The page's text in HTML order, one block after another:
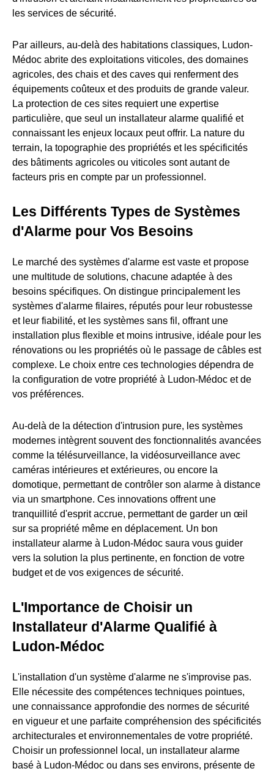
les services de sécurité.
Par ailleurs, au-delà des habitations classiques, Ludon-
Médoc abrite des exploitations viticoles, des domaines
agricoles, des chais et des caves qui renferment des
équipements coûteux et des produits de grande valeur.
La protection de ces sites requiert une expertise
particulière, que seul un installateur alarme qualifié et
connaissant les enjeux locaux peut offrir. La nature du
terrain, la topographie des propriétés et les spécificités
des bâtiments agricoles ou viticoles sont autant de
facteurs pris en compte par un professionnel.
Les Différents Types de Systèmes
d'Alarme pour Vos Besoins
Le marché des systèmes d'alarme est vaste et propose
une multitude de solutions, chacune adaptée à des
besoins spécifiques. On distingue principalement les
systèmes d'alarme filaires, réputés pour leur robustesse
et leur fiabilité, et les systèmes sans fil, offrant une
installation plus flexible et moins intrusive, idéale pour les
rénovations ou les propriétés où le passage de câbles est
complexe. Le choix entre ces technologies dépendra de
la configuration de votre propriété à Ludon-Médoc et de
vos préférences.
Au-delà de la détection d'intrusion pure, les systèmes
modernes intègrent souvent des fonctionnalités avancées
comme la télésurveillance, la vidéosurveillance avec
caméras intérieures et extérieures, ou encore la
domotique, permettant de contrôler son alarme à distance
via un smartphone. Ces innovations offrent une
tranquillité d'esprit accrue, permettant de garder un œil
sur sa propriété même en déplacement. Un bon
installateur alarme à Ludon-Médoc saura vous guider
vers la solution la plus pertinente, en fonction de votre
budget et de vos exigences de sécurité.
L'Importance de Choisir un
Installateur d'Alarme Qualifié à
Ludon-Médoc
L'installation d'un système d'alarme ne s'improvise pas.
Elle nécessite des compétences techniques pointues,
une connaissance approfondie des normes de sécurité
en vigueur et une parfaite compréhension des spécificités
architecturales et environnementales de votre propriété.
Choisir un professionnel local, un installateur alarme
basé à Ludon-Médoc ou dans ses environs, présente de